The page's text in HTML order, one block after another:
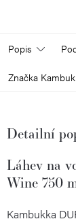
Popis
Značka
Detailní
Láhev na
Wine 750
Kambukka